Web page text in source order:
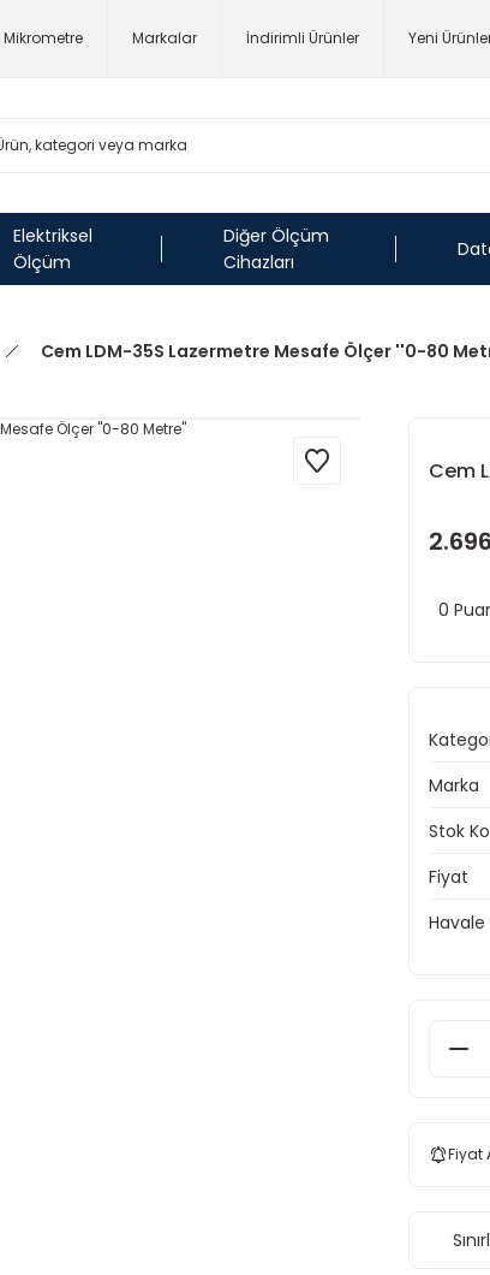
Markalar İndirimli Ürünler Yeni
Elektriksel
Ölçüm
Diğer Ölçüm
Cihazları
Cem LDM-35S Lazermetre Mesafe Ölçer ''0-80
Cem
0
Marka
Stok
Fiyat
Havale
Fiyat